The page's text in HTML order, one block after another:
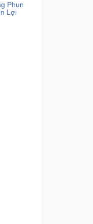
Phun
Lợi